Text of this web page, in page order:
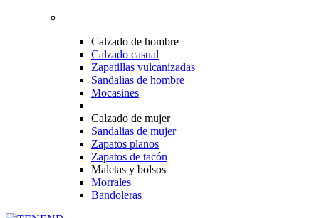
Calzado de hombre
Calzado casual
Zapatillas vulcanizadas
Sandalias de hombre
Mocasines
Calzado de mujer
Sandalias de mujer
Zapatos planos
Zapatos de tacón
Maletas y bolsos
Morrales
Bandoleras